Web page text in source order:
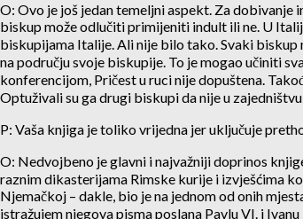
O: Ovo je još jedan temeljni aspekt. Za
biskup može odlučiti primijeniti indult ili ne. U
biskupijama Italije. Ali nije bilo tako. Svaki biskup
na području svoje biskupije. To je mogao učiniti
konferencijom, Pričest u ruci nije dopuštena.
Optuživali su ga drugi biskupi da nije u
P: Vaša knjiga je toliko vrijedna jer uključuje
O: Nedvojbeno je glavni i najvažniji doprinos
raznim dikasterijama Rimske kurije i izvješćima
Njemačkoj – dakle, bio je na jednom od onih
istražujem njegova pisma poslana Pavlu VI. i